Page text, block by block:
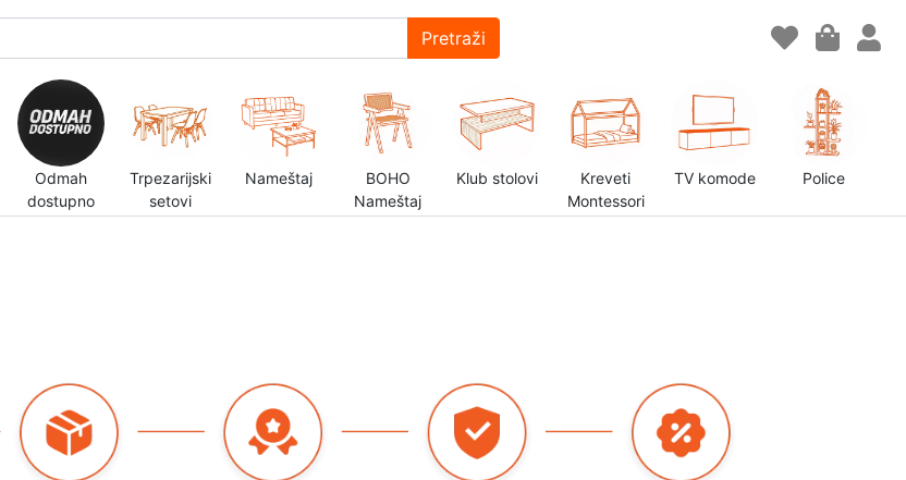
Pretraži
Odmah
dostupno
Trpezarijski
setovi
Nameštaj
BOHO
Nameštaj
Klub stolovi
Kreveti
Montessori
TV komode Police